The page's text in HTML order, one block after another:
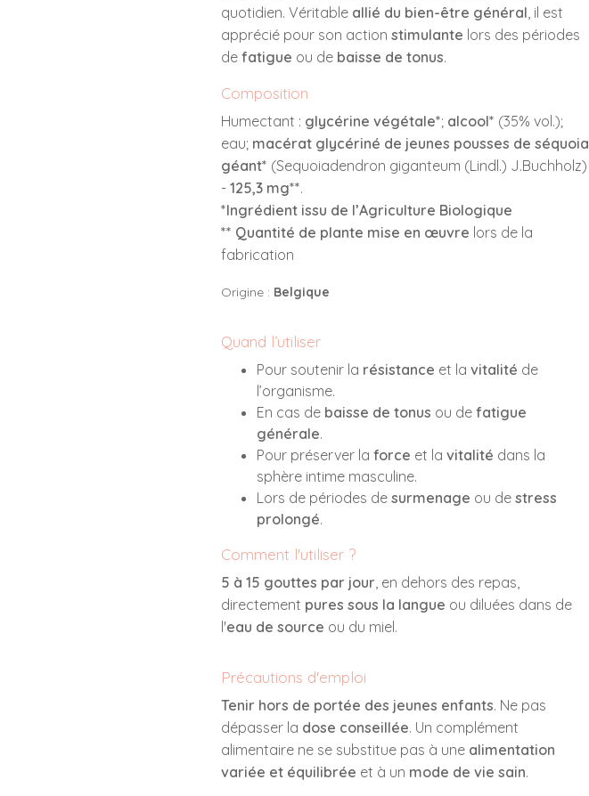
quotidien. Véritable allié du bien-être général, il est
apprécié pour son action stimulante lors des périodes
de fatigue ou de baisse de tonus.
Composition
Humectant : glycérine végétale*; alcool* (35% vol.);
eau; macérat glycériné de jeunes pousses de séquoia
géant* (Sequoiadendron giganteum (Lindl.) J.Buchholz)
- 125,3 mg**.
*Ingrédient issu de l’Agriculture Biologique
** Quantité de plante mise en œuvre lors de la
fabrication
Origine : Belgique
Quand l’utiliser
Pour soutenir la résistance et la vitalité de
l’organisme.
En cas de baisse de tonus ou de fatigue
générale.
Pour préserver la force et la vitalité dans la
sphère intime masculine.
Lors de périodes de surmenage ou de stress
prolongé.
Comment l'utiliser ?
5 à 15 gouttes par jour, en dehors des repas,
directement pures sous la langue ou diluées dans de
l'eau de source ou du miel.
Précautions d'emploi
Tenir hors de portée des jeunes enfants. Ne pas
dépasser la dose conseillée. Un complément
alimentaire ne se substitue pas à une alimentation
variée et équilibrée et à un mode de vie sain.